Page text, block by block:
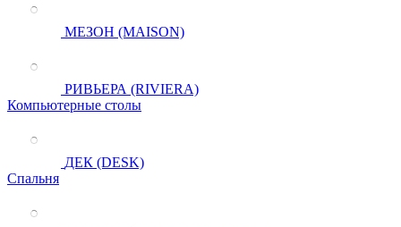
МЕЗОН (MAISON)
РИВЬЕРА (RIVIERA)
Компьютерные столы
ДЕК (DESK)
Спальня